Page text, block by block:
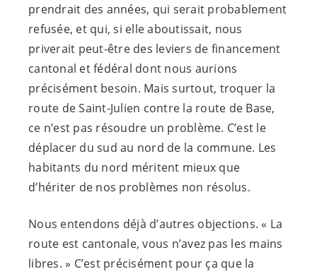
prendrait des années, qui serait probablement
refusée, et qui, si elle aboutissait, nous
priverait peut-être des leviers de financement
cantonal et fédéral dont nous aurions
précisément besoin. Mais surtout, troquer la
route de Saint-Julien contre la route de Base,
ce n’est pas résoudre un problème. C’est le
déplacer du sud au nord de la commune. Les
habitants du nord méritent mieux que
d’hériter de nos problèmes non résolus.
Nous entendons déjà d’autres objections. « La
route est cantonale, vous n’avez pas les mains
libres. » C’est précisément pour ça que la